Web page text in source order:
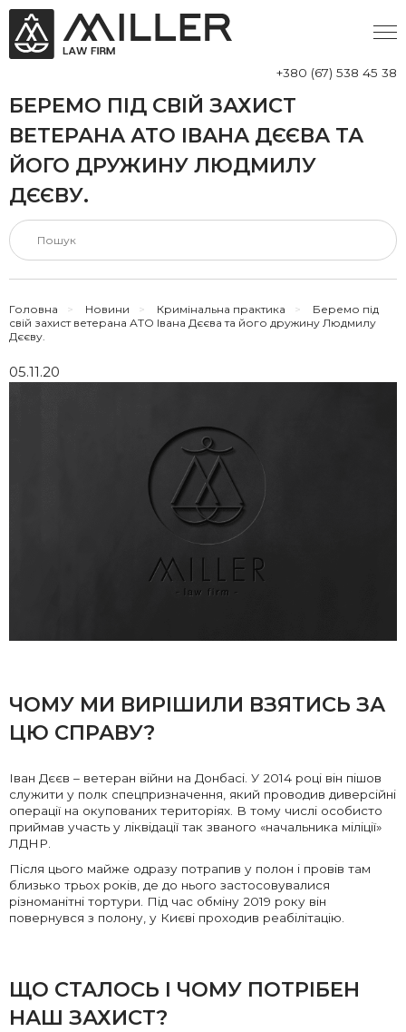
+380 (67) 538 45 38
БЕРЕМО ПІД СВІЙ ЗАХИСТ
ВЕТЕРАНА АТО ІВАНА ДЄЄВА ТА
ЙОГО ДРУЖИНУ ЛЮДМИЛУ
ДЄЄВУ.
Головна > Новини > Кримінальна практика >
Беремо під
свій захист ветерана АТО Івана Дєєва та його дружину Людмилу
Дєєву.
05.11.20
ЧОМУ МИ ВИРІШИЛИ ВЗЯТИСЬ ЗА
ЦЮ СПРАВУ?
Іван Дєєв – ветеран війни на Донбасі. У 2014 році він пішов
служити у полк спецпризначення, який проводив диверсійні
операції на окупованих територіях. В тому числі особисто
приймав участь у ліквідації так званого «начальника міліції»
ЛДНР.
Після цього майже одразу потрапив у полон і провів там
близько трьох років, де до нього застосовувалися
різноманітні тортури. Під час обміну 2019 року він
повернувся з полону, у Києві проходив реабілітацію.
ЩО СТАЛОСЬ І ЧОМУ ПОТРІБЕН
НАШ ЗАХИСТ?